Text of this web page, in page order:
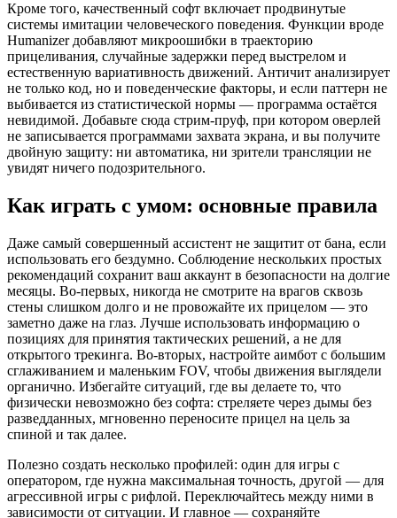
Кроме того, качественный софт включает продвинутые
системы имитации человеческого поведения. Функции вроде
Humanizer добавляют микроошибки в траекторию
прицеливания, случайные задержки перед выстрелом и
естественную вариативность движений. Античит анализирует
не только код, но и поведенческие факторы, и если паттерн не
выбивается из статистической нормы — программа остаётся
невидимой. Добавьте сюда стрим-пруф, при котором оверлей
не записывается программами захвата экрана, и вы получите
двойную защиту: ни автоматика, ни зрители трансляции не
увидят ничего подозрительного.
Как играть с умом: основные правила
Даже самый совершенный ассистент не защитит от бана, если
использовать его бездумно. Соблюдение нескольких простых
рекомендаций сохранит ваш аккаунт в безопасности на долгие
месяцы. Во-первых, никогда не смотрите на врагов сквозь
стены слишком долго и не провожайте их прицелом — это
заметно даже на глаз. Лучше использовать информацию о
позициях для принятия тактических решений, а не для
открытого трекинга. Во-вторых, настройте аимбот с большим
сглаживанием и маленьким FOV, чтобы движения выглядели
органично. Избегайте ситуаций, где вы делаете то, что
физически невозможно без софта: стреляете через дымы без
разведданных, мгновенно переносите прицел на цель за
спиной и так далее.
Полезно создать несколько профилей: один для игры с
оператором, где нужна максимальная точность, другой — для
агрессивной игры с рифлой. Переключайтесь между ними в
зависимости от ситуации. И главное — сохраняйте